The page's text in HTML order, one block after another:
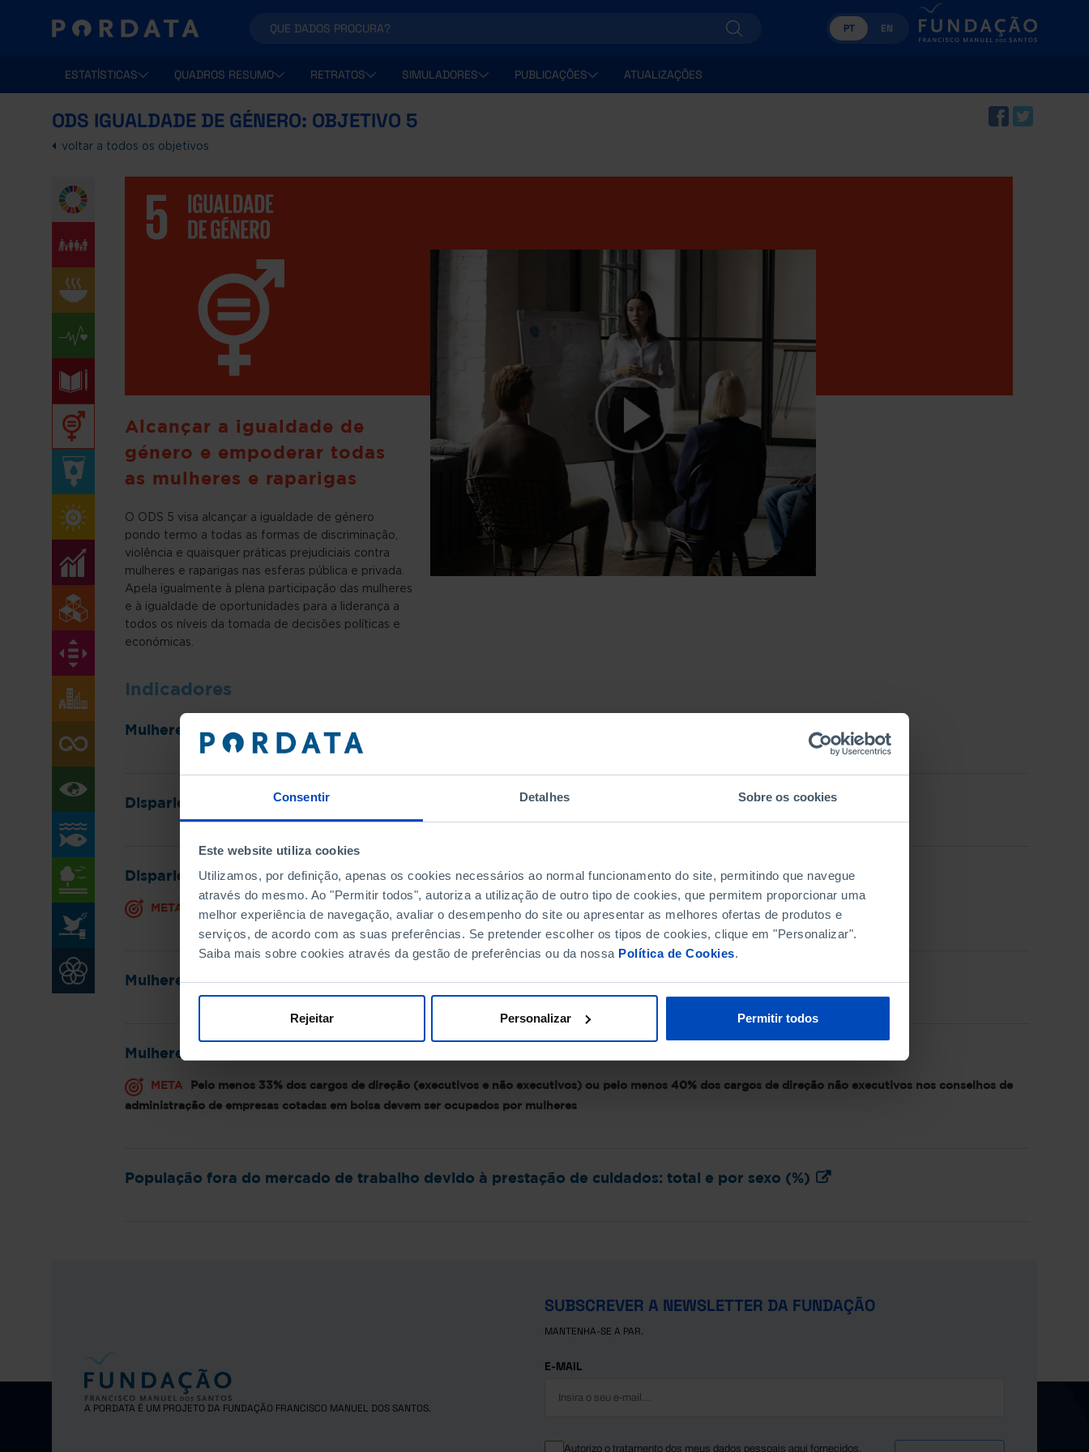
Consentir Detalhes Sobre os cookies
Este website utiliza cookies
Utilizamos, por definição, apenas os cookies necessários ao normal funcionamento do site, permitindo que navegue
através do mesmo. Ao "Permitir todos", autoriza a utilização de outro tipo de cookies, que permitem proporcionar uma
melhor experiência de navegação, avaliar o desempenho do site ou apresentar as melhores ofertas de produtos e
serviços, de acordo com as suas preferências. Se pretender escolher os tipos de cookies, clique em "Personalizar".
Saiba mais sobre cookies através da gestão de preferências ou da nossa Política de Cookies.
Rejeitar Personalizar Permitir todos
PT EN
ESTATÍSTICAS QUADROS RESUMO RETRATOS SIMULADORES PUBLICAÇÕES ATUALIZAÇÕES
ODS IGUALDADE DE GÉNERO: OBJETIVO 5
voltar a todos os objetivos
Alcançar a igualdade de
género e empoderar todas
as mulheres e raparigas
O ODS 5 visa alcançar a igualdade de género
pondo termo a todas as formas de discriminação,
violência e quaisquer práticas prejudiciais contra
mulheres e raparigas nas esferas pública e privada.
Apela igualmente à plena participação das mulheres
e à igualdade de oportunidades para a liderança a
todos os níveis da tomada de decisões políticas e
económicas.
Indicadores
Mulheres vítimas de violência física e sexual (%)
Disparidade salarial entre homens e mulheres
Disparidade entre homens e mulheres no emprego
META Na UE, reduzir para metade a disparidade de género no emprego até 2030, em comparação com 2019
Mulheres nos parlamentos e governos nacionais (%)
Mulheres em cargos de direção das empresas (%)
META
Pelo menos 33% dos cargos de direção (executivos e não executivos) ou pelo menos 40% dos cargos de direção não executivos nos conselhos de
administração de empresas cotadas em bolsa devem ser ocupados por mulheres
População fora do mercado de trabalho devido à prestação de cuidados: total e por sexo (%)
A PORDATA É UM PROJETO DA FUNDAÇÃO FRANCISCO MANUEL DOS SANTOS.
SUBSCREVER A NEWSLETTER DA FUNDAÇÃO
MANTENHA-SE A PAR.
E-MAIL
Autorizo o tratamento dos meus dados pessoais aqui fornecidos,